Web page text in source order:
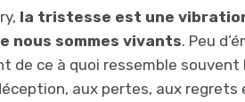
la tristesse est une
nous sommes vivants. Peu
de ce à quoi ressemble souvent
aux pertes, aux regrets